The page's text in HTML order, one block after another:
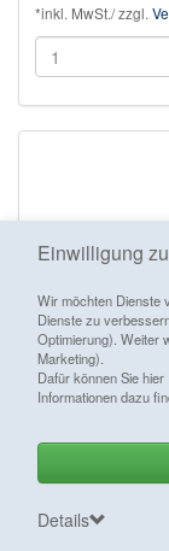
Einwilligung
Wir möchten Dienste
Dienste zu
Optimierung). Weiter
Marketing).
Dafür können Sie
Informationen dazu
Details
*inkl. MwSt./ zzgl.